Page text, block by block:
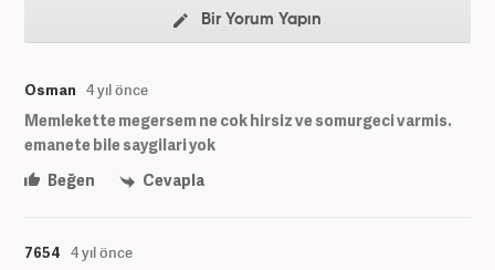
Bir Yorum Yapın
Osman 4 yıl önce
Memlekette megersem ne cok hirsiz ve somurgeci varmis.
emanete bile saygilari yok
Beğen
Cevapla
7654 4 yıl önce